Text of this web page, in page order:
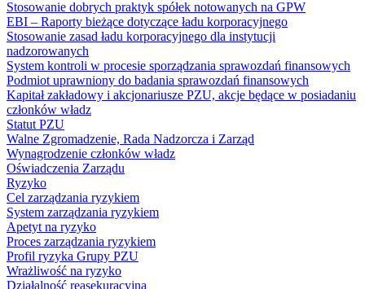
Stosowanie dobrych praktyk spółek notowanych na GPW
EBI – Raporty bieżące dotyczące ładu korporacyjnego
Stosowanie zasad ładu korporacyjnego dla instytucji
nadzorowanych
System kontroli w procesie sporządzania sprawozdań finansowych
Podmiot uprawniony do badania sprawozdań finansowych
Kapitał zakładowy i akcjonariusze PZU, akcje będące w posiadaniu
członków władz
Statut PZU
Walne Zgromadzenie, Rada Nadzorcza i Zarząd
Wynagrodzenie członków władz
Oświadczenia Zarządu
Ryzyko
Cel zarządzania ryzykiem
System zarządzania ryzykiem
Apetyt na ryzyko
Proces zarządzania ryzykiem
Profil ryzyka Grupy PZU
Wrażliwość na ryzyko
Działalność reasekuracyjna